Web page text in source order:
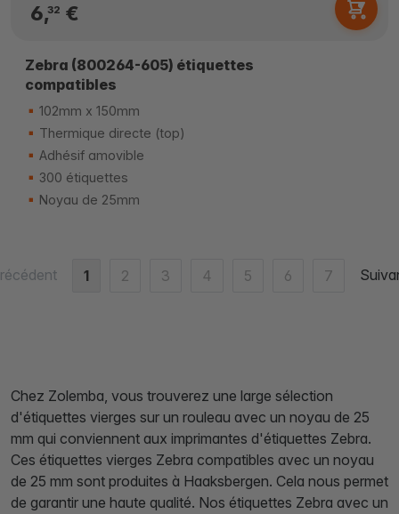
6,32 €
Zebra (800264-605) étiquettes
compatibles
102mm x 150mm
Thermique directe (top)
Adhésif amovible
300 étiquettes
Noyau de 25mm
1 2 3 4 5 6 7
Chez Zolemba, vous trouverez une large sélection
d'étiquettes vierges sur un rouleau avec un noyau de 25
mm qui conviennent aux imprimantes d'étiquettes Zebra.
Ces étiquettes vierges Zebra compatibles avec un noyau
de 25 mm sont produites à Haaksbergen. Cela nous permet
de garantir une haute qualité. Nos étiquettes Zebra avec un